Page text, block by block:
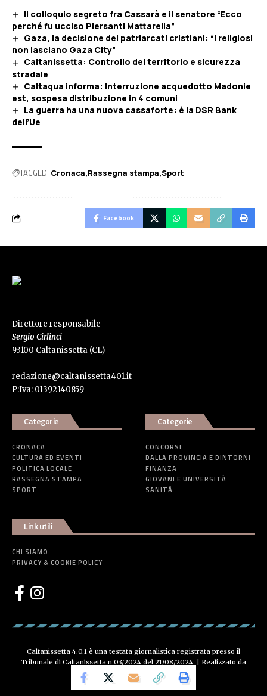
Il colloquio segreto fra Cassarà e il senatore “Ecco
perché fu ucciso Piersanti Mattarella”
Gaza, la decisione dei patriarcati cristiani: “I religiosi
non lasciano Gaza City”
Caltanissetta: Controllo del territorio e sicurezza
stradale
Caltaqua informa: Interruzione acquedotto Madonie
est, sospesa distribuzione in 4 comuni
La guerra ha una nuova cassaforte: è la DSR Bank
dell’Ue
TAGGED: Cronaca Rassegna stampa Sport
Facebook
Direttore responsabile
Sergio Cirlinci
93100 Caltanissetta (CL)
redazione@caltanissetta401.it
P:Iva: 01392140859
Categorie
CRONACA
CULTURA ED EVENTI
POLITICA LOCALE
RASSEGNA STAMPA
SPORT
Categorie
CONCORSI
DALLA PROVINCIA E DINTORNI
FINANZA
GIOVANI E UNIVERSITÀ
SANITÀ
Link utili
CHI SIAMO
PRIVACY & COOKIE POLICY
Caltanissetta 4.0.1 è una testata giornalistica registrata presso il
Tribunale di Caltanissetta n.03/2024 del 21/08/2024. | Realizzato da
Creative Agency